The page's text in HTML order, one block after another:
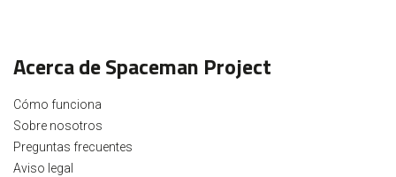
Acerca de Spaceman Project
Cómo funciona
Sobre nosotros
Preguntas frecuentes
Aviso legal